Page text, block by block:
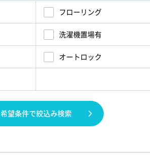
フローリング
洗濯機置場有
オートロック
希望条件で絞込み検索